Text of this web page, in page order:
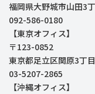
福岡県大野城市山田3
092-586-0180
【東京オフィス】
〒123-0852
東京都足立区関原3丁
03-5207-2865
【沖縄オフィス】